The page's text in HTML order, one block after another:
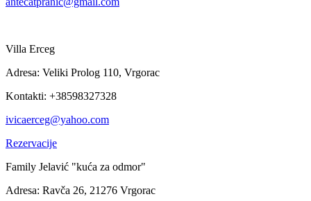
Villa Erceg
Adresa: Veliki Prolog 110, Vrgorac
Kontakti: +38598327328
ivicaerceg@yahoo.com
Rezervacije
Family Jelavić "kuća za odmor"
Adresa: Ravča 26, 21276 Vrgorac